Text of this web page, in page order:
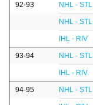
92-93 NHL - STL
NHL - STL
IHL - RIV
93-94 NHL - STL
IHL - RIV
94-95 NHL - STL